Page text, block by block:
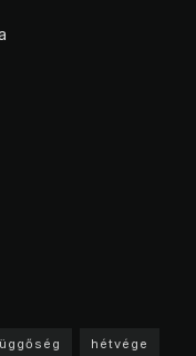
hétvége